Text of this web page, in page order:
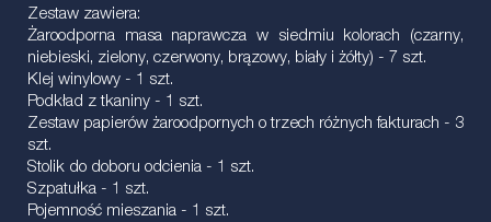
Zestaw zawiera:
Żaroodporna masa naprawcza w siedmiu kolorach (czarny,
niebieski, zielony, czerwony, brązowy, biały i żółty) - 7 szt.
Klej winylowy - 1 szt.
Podkład z tkaniny - 1 szt.
Zestaw papierów żaroodpornych o trzech różnych fakturach - 3
szt.
Stolik do doboru odcienia - 1 szt.
Szpatułka - 1 szt.
Pojemność mieszania - 1 szt.